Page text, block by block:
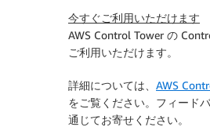
今すぐご利用いただけます
AWS Control Tower の
ご利用いただけます。
詳細については、 AWS
をご覧ください。フィードバ
通じてお寄せください。